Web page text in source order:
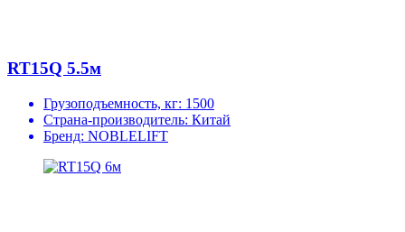
RT15Q 5.5м
Грузоподъемность, кг: 1500
Страна-производитель: Китай
Бренд: NOBLELIFT